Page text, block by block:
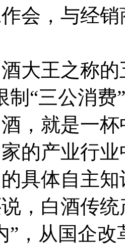
会，与经
王之称的
制“三公消
，就是一
的产业行
具体自主
白酒传统
”，从国企